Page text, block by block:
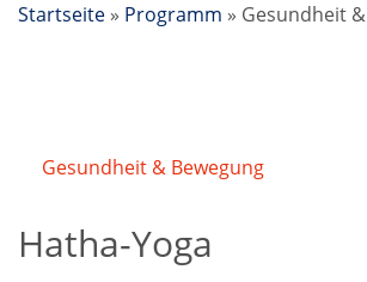
Startseite » Programm » Gesundheit
Gesundheit & Bewegung
Hatha-Yoga